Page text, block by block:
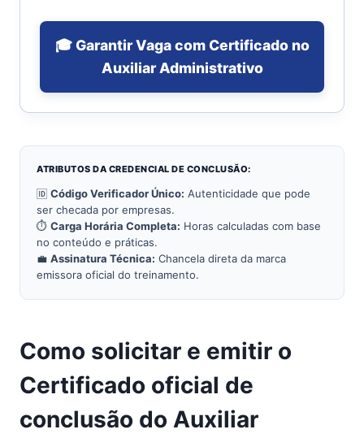
🎓 Garantir Vaga com Certificado no
Auxiliar Administrativo
ATRIBUTOS DA CREDENCIAL DE CONCLUSÃO:
🆔 Código Verificador Único: Autenticidade que pode
ser checada por empresas.
⏱️ Carga Horária Completa: Horas calculadas com base
no conteúdo e práticas.
💼 Assinatura Técnica: Chancela direta da marca
emissora oficial do treinamento.
Como solicitar e emitir o
Certificado oficial de
conclusão do Auxiliar